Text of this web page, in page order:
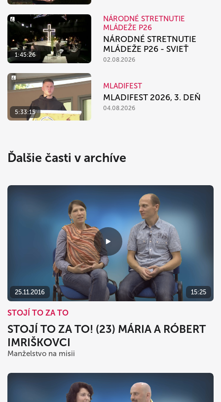
1:45:26
NÁRODNÉ STRETNUTIE
MLÁDEŽE P26
NÁRODNÉ STRETNUTIE
MLÁDEŽE P26 - SVIEŤ
02.08.2026
5:33:15
MLADIFEST
MLADIFEST 2026, 3. DEŇ
04.08.2026
Ďalšie časti v archíve
25.11.2016 15:25
STOJÍ TO ZA TO
STOJÍ TO ZA TO! (23) MÁRIA A RÓBERT
IMRIŠKOVCI
Manželstvo na misii